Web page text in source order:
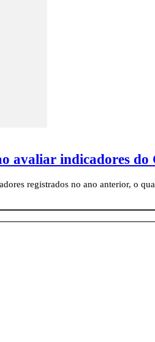
avaliar indicadores do
registrados no ano anterior, o